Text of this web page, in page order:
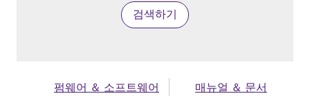
검색하기
펌웨어 ＆ 소프트웨어 매뉴얼 ＆ 문서